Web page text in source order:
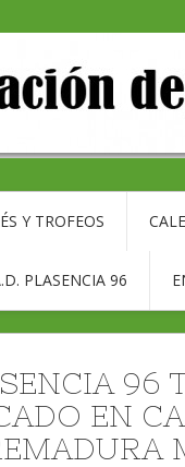
Y TROFEOS
PLASENCIA 96
96
EN